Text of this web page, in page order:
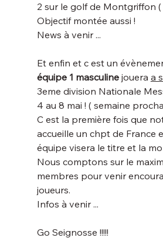
2 sur le golf de Montgriffon (
Objectif montée aussi !
News à venir ...
Et enfin et c est un
équipe 1 masculine jouera a
3eme division Nationale
4 au 8 mai ! ( semaine
C est la première fois que
accueille un chpt de France
équipe visera le titre et la
Nous comptons sur le
membres pour venir
joueurs.
Infos à venir ...
Go Seignosse !!!!!